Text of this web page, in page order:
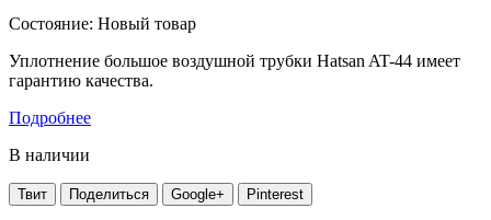
Состояние: Новый товар
Уплотнение большое воздушной трубки Hatsan AT-44 имеет
гарантию качества.
Подробнее
В наличии
Твит Поделиться Google+ Pinterest